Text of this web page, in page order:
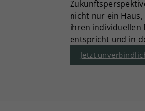
nicht nur ein
ihren individuellen
entspricht und in
Jetzt